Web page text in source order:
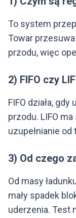
To system
Towar
przodu, więc
2) FIFO czy
FIFO działa,
przodu. LIFO
uzupełnianie od
3) Od czego
Od masy
mały spadek
uderzenia. Test